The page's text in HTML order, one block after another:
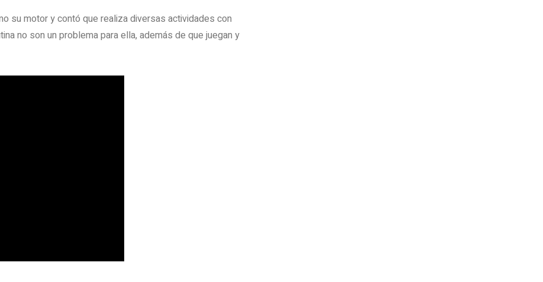
su motor y contó que realiza diversas actividades con
no son un problema para ella, además de que juegan y